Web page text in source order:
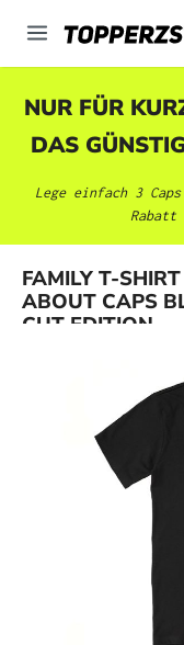
springen
NUR FÜR
DAS
Lege einfach 3
Rabatt
FAMILY T-
ABOUT CAPS
CUT EDITION
Bildergalerie